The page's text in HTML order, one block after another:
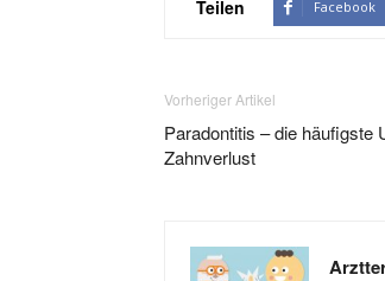
Teilen Facebook
Vorheriger Artikel
Paradontitis – die häufigste
Zahnverlust